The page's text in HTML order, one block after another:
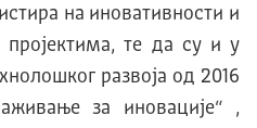
на иновативности и
пројектима, те да су и у
развоја од 2016
за иновације“ ,